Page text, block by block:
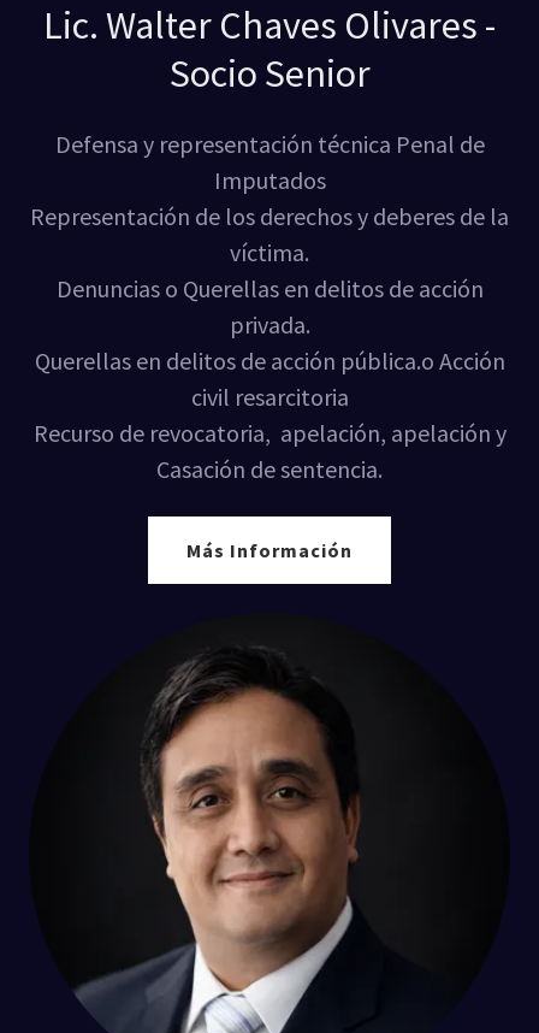
Lic. Walter Chaves Olivares -
Socio Senior
Defensa y representación técnica Penal de
Imputados
Representación de los derechos y deberes de la
víctima.
Denuncias o Querellas en delitos de acción
privada.
Querellas en delitos de acción pública.o Acción
civil resarcitoria
Recurso de revocatoria, apelación, apelación y
Casación de sentencia.
Más Información